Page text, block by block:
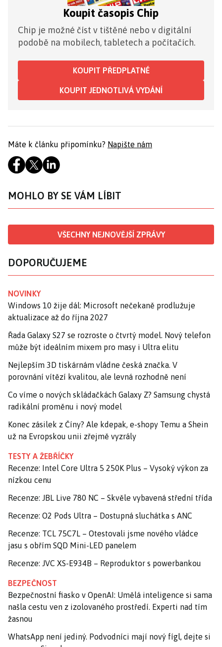
Koupit časopis Chip
Chip je možné číst v tištěné nebo v digitální
podobě na mobilech, tabletech a počítačích.
KOUPIT PŘEDPLATNÉ
KOUPIT JEDNOTLIVÁ VYDÁNÍ
Máte k článku připomínku? Napište nám
MOHLO BY SE VÁM LÍBIT
VŠECHNY NEJNOVĚJŠÍ ZPRÁVY
DOPORUČUJEME
NOVINKY
Windows 10 žije dál: Microsoft nečekaně prodlužuje
aktualizace až do října 2027
Řada Galaxy S27 se rozroste o čtvrtý model. Nový telefon
může být ideálním mixem pro masy i Ultra elitu
Nejlepším 3D tiskárnám vládne česká značka. V
porovnání vítězí kvalitou, ale levná rozhodně není
Co víme o nových skládačkách Galaxy Z? Samsung chystá
radikální proměnu i nový model
Konec zásilek z Číny? Ale kdepak, e-shopy Temu a Shein
už na Evropskou unii zřejmě vyzrály
TESTY A ŽEBŘÍČKY
Recenze: Intel Core Ultra 5 250K Plus – Vysoký výkon za
nízkou cenu
Recenze: JBL Live 780 NC – Skvěle vybavená střední třída
Recenze: O2 Pods Ultra – Dostupná sluchátka s ANC
Recenze: TCL 75C7L – Otestovali jsme nového vládce
jasu s obřím SQD Mini-LED panelem
Recenze: JVC XS-E934B – Reproduktor s powerbankou
BEZPEČNOST
Bezpečnostní fiasko v OpenAI: Umělá inteligence si sama
našla cestu ven z izolovaného prostředí. Experti nad tím
žasnou
WhatsApp není jediný. Podvodníci mají nový fígl, dejte si